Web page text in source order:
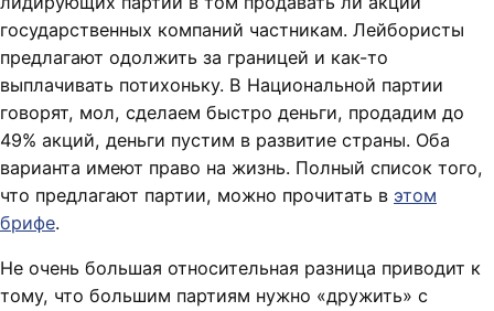
государственных компаний частникам. Лейбористы
предлагают одолжить за границей и как-то
выплачивать потихоньку. В Национальной партии
говорят, мол, сделаем быстро деньги, продадим до
49% акций, деньги пустим в развитие страны. Оба
варианта имеют право на жизнь. Полный список того,
что предлагают партии, можно прочитать в этом
брифе.
Не очень большая относительная разница приводит к
тому, что большим партиям нужно «дружить» с